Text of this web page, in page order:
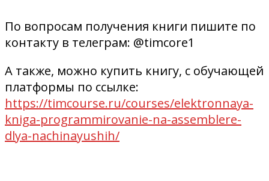
По вопросам получения книги пишите по
контакту в телеграм: @timcore1
А также, можно купить книгу, с обучающей
платформы по ссылке:
https://timcourse.ru/courses/elektronnaya-
kniga-programmirovanie-na-assemblere-
dlya-nachinayushih/